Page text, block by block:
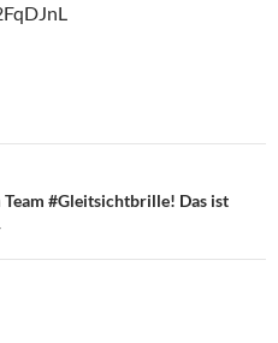
#Gleitsichtbrille! Das ist